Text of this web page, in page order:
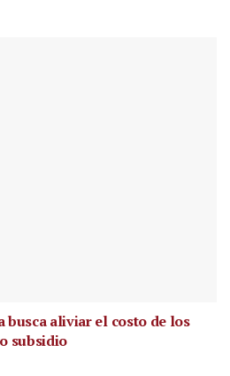
busca aliviar el costo de los
subsidio